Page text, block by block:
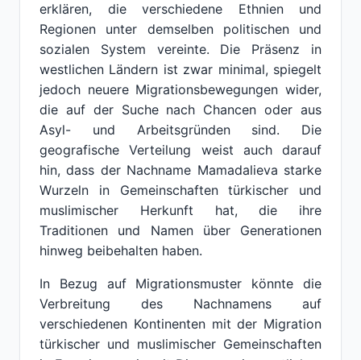
erklären, die verschiedene Ethnien und
Regionen unter demselben politischen und
sozialen System vereinte. Die Präsenz in
westlichen Ländern ist zwar minimal, spiegelt
jedoch neuere Migrationsbewegungen wider,
die auf der Suche nach Chancen oder aus
Asyl- und Arbeitsgründen sind. Die
geografische Verteilung weist auch darauf
hin, dass der Nachname Mamadalieva starke
Wurzeln in Gemeinschaften türkischer und
muslimischer Herkunft hat, die ihre
Traditionen und Namen über Generationen
hinweg beibehalten haben.
In Bezug auf Migrationsmuster könnte die
Verbreitung des Nachnamens auf
verschiedenen Kontinenten mit der Migration
türkischer und muslimischer Gemeinschaften